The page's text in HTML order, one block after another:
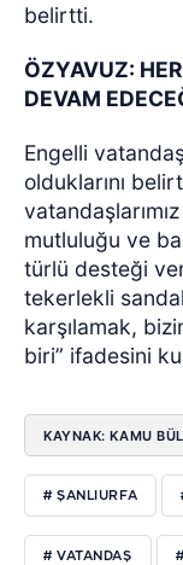
belirtti.
ÖZYAVUZ:
DEVAM
Engelli
olduklarını
mutluluğu ve
türlü desteği
tekerlekli
karşılamak,
biri” ifadesini
KAYNAK: KAMU
# ŞANLIURFA
# VATANDAŞ